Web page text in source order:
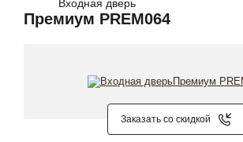
Входная дверь
Премиум PREM064
Заказать со скидкой